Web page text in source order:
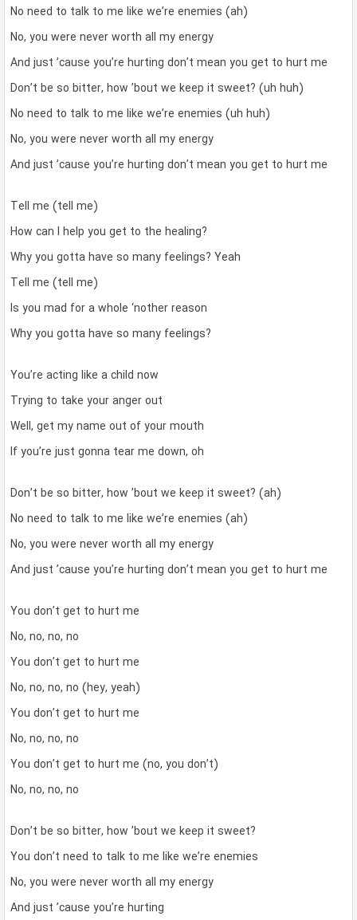
No need to talk to me like we’re enemies (ah)
No, you were never worth all my energy
And just ’cause you’re hurting don’t mean you get to hurt me
Don’t be so bitter, how ’bout we keep it sweet? (uh huh)
No need to talk to me like we’re enemies (uh huh)
No, you were never worth all my energy
And just ’cause you’re hurting don’t mean you get to hurt me
Tell me (tell me)
How can I help you get to the healing?
Why you gotta have so many feelings? Yeah
Tell me (tell me)
Is you mad for a whole ‘nother reason
Why you gotta have so many feelings?
You’re acting like a child now
Trying to take your anger out
Well, get my name out of your mouth
If you’re just gonna tear me down, oh
Don’t be so bitter, how ’bout we keep it sweet? (ah)
No need to talk to me like we’re enemies (ah)
No, you were never worth all my energy
And just ’cause you’re hurting don’t mean you get to hurt me
You don’t get to hurt me
No, no, no, no
You don’t get to hurt me
No, no, no, no (hey, yeah)
You don’t get to hurt me
No, no, no, no
You don’t get to hurt me (no, you don’t)
No, no, no, no
Don’t be so bitter, how ’bout we keep it sweet?
You don’t need to talk to me like we’re enemies
No, you were never worth all my energy
And just ’cause you’re hurting